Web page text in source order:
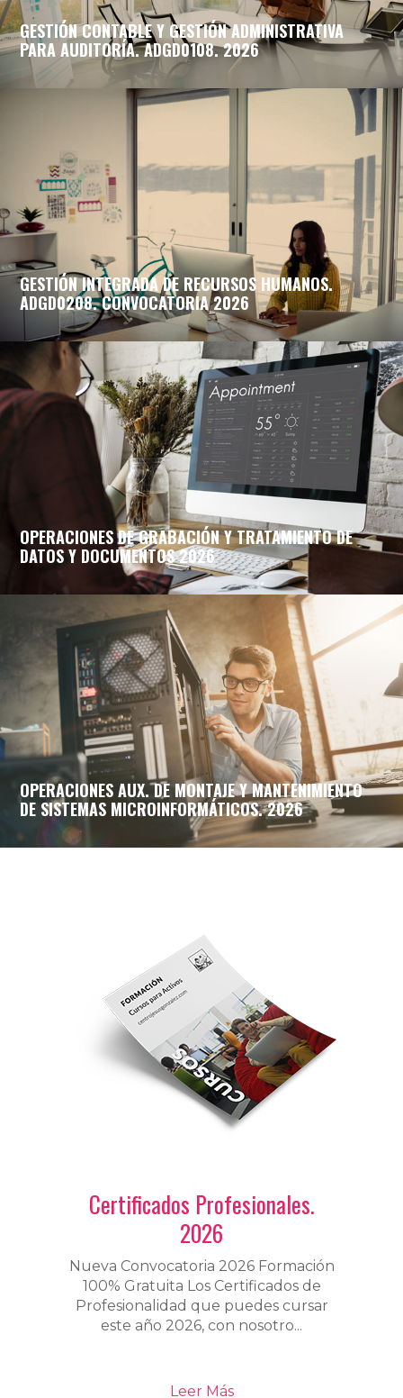
GESTIÓN CONTABLE Y GESTIÓN ADMINISTRATIVA
PARA AUDITORÍA. ADGD0108. 2026
GESTIÓN INTEGRADA DE RECURSOS HUMANOS.
ADGD0208. CONVOCATORIA 2026
OPERACIONES DE GRABACIÓN Y TRATAMIENTO DE
DATOS Y DOCUMENTOS 2026
OPERACIONES AUX. DE MONTAJE Y MANTENIMIENTO
DE SISTEMAS MICROINFORMÁTICOS. 2026
Certificados Profesionales.
2026
Nueva Convocatoria 2026 Formación
100% Gratuita Los Certificados de
Profesionalidad que puedes cursar
este año 2026, con nosotro...
Leer Más